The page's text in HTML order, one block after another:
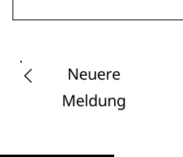
Neuere
Meldung